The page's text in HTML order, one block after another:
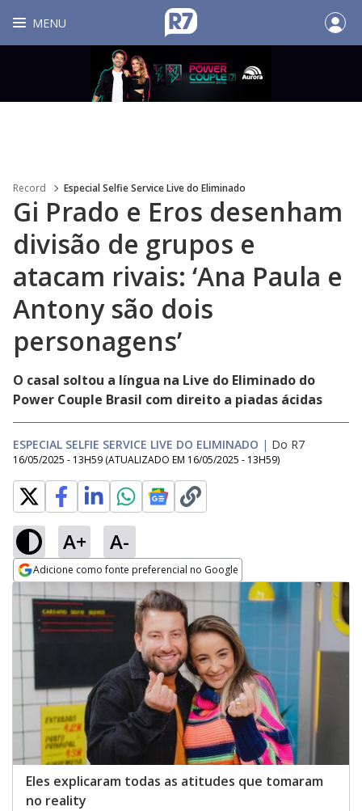
MENU
Record Especial Selfie Service Live do Eliminado
Gi Prado e Eros desenham
divisão de grupos e
atacam rivais: ‘Ana Paula e
Antony são dois
personagens’
O casal soltou a língua na Live do Eliminado do
Power Couple Brasil com direito a piadas ácidas
ESPECIAL SELFIE SERVICE LIVE DO ELIMINADO | Do R7
16/05/2025 - 13H59 (ATUALIZADO EM 16/05/2025 - 13H59)
A+ A-
Adicione como fonte preferencial no Google
Opens in new window
Eles explicaram todas as atitudes que tomaram
no reality